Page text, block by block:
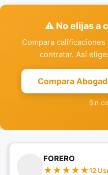
⚠️ No elijas a
Compara
contratar. Así
Compara
Sin
FORERO
12